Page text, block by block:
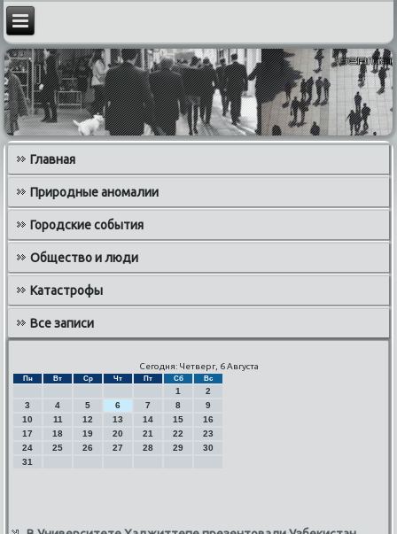
Главная
Природные аномалии
Городские события
Общество и люди
Катастрофы
Все записи
Сегодня: Четверг, 6 Августа
Пн Вт Ср Чт Пт Сб Вс
1
2
3
4 5 6 7 8
9
10
11 12 13 14 15
16
17
18 19 20 21 22
23
24
25 26 27 28 29
30
31